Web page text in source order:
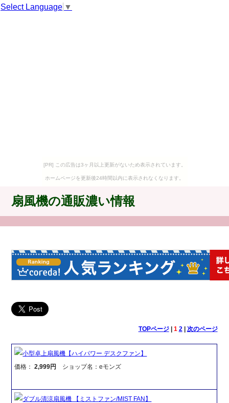
Select Language ▼
[PR] この広告は3ヶ月以上更新がないため表示されています。
ホームページを更新後24時間以内に表示されなくなります。
扇風機の通販濃い情報
TOPページ| 1 2| 次のページ
小型卓上扇風機【ハイパワー デスクファン】
価格：2,999円 ショップ名：eモンズ
ダブル清涼扇風機 【ミストファン/MIST FAN】